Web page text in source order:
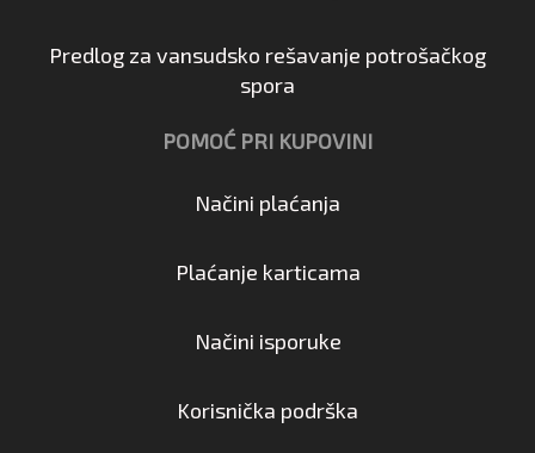
Predlog za vansudsko rešavanje potrošačkog
spora
POMOĆ PRI KUPOVINI
Načini plaćanja
Plaćanje karticama
Načini isporuke
Korisnička podrška